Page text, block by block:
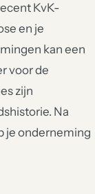
KvK-
en je
kan een
voor de
zijn
Na
je onderneming